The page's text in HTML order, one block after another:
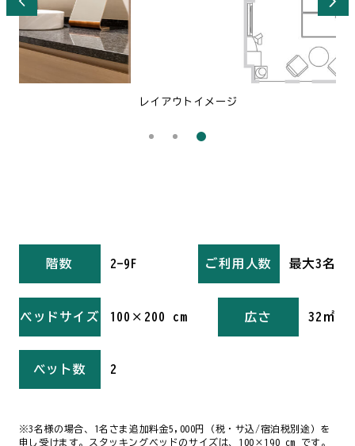
階数 2-9F ご利用人数 最大3名
ベッドサイズ 100×200 cm 広さ 32㎡
ベット数 2
※3名様の場合、1名さま追加料金5,000円（税・サ込/宿泊税別途）を
申し受けます。スタッキングベッドのサイズは、100×190 cm です。